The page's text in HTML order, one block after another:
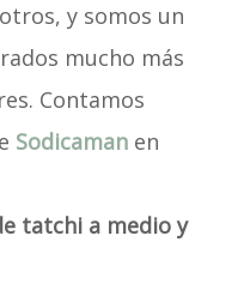
y somos un
mucho más
Contamos
Sodicaman en
tatchi a medio y